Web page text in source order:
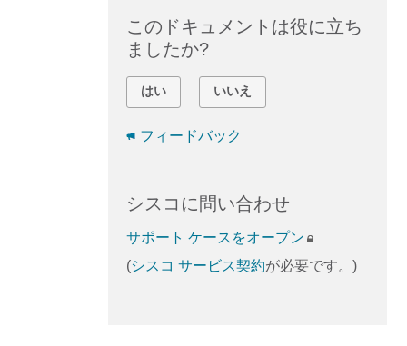
このドキュメントは役に立ち
ましたか?
はい いいえ
フィードバック
シスコに問い合わせ
サポート ケースをオープン
(シスコ サービス契約が必要です。)